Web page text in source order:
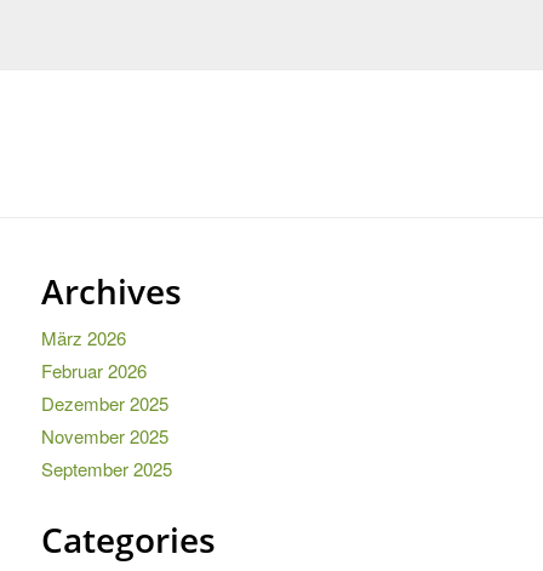
Archives
März 2026
Februar 2026
Dezember 2025
November 2025
September 2025
Categories